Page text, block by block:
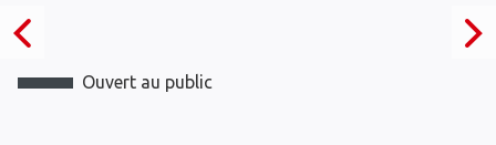
Ouvert au public